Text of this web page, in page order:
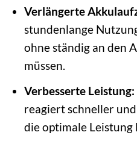
Verlängerte
stundenlange
ohne ständig an den
müssen.
Verbesserte Leistung:
reagiert schneller
die optimale Leistung